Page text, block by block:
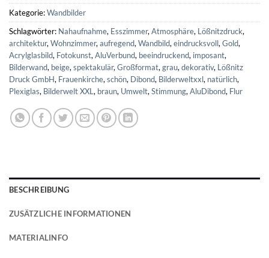
Kategorie:Wandbilder
Schlagwörter: Nahaufnahme, Esszimmer, Atmosphäre, Lößnitzdruck,
architektur, Wohnzimmer, aufregend, Wandbild, eindrucksvoll, Gold,
Acrylglasbild, Fotokunst, AluVerbund, beeindruckend, imposant,
Bilderwand, beige, spektakulär, Großformat, grau, dekorativ, Lößnitz
Druck GmbH, Frauenkirche, schön, Dibond, Bilderweltxxl, natürlich,
Plexiglas, Bilderwelt XXL , braun, Umwelt, Stimmung, AluDibond, Flur
BESCHREIBUNG
ZUSÄTZLICHE INFORMATIONEN
MATERIALINFO